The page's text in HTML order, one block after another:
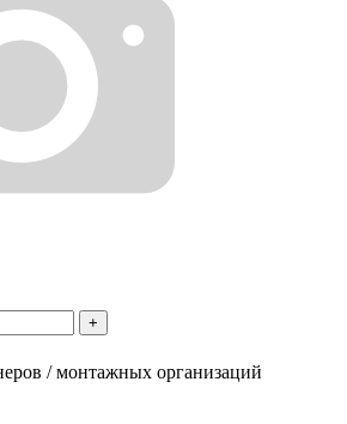
+
/ монтажных организаций